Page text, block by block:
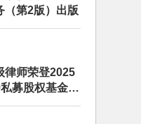
（第2版）出版
律师荣登2025
募股权基金律